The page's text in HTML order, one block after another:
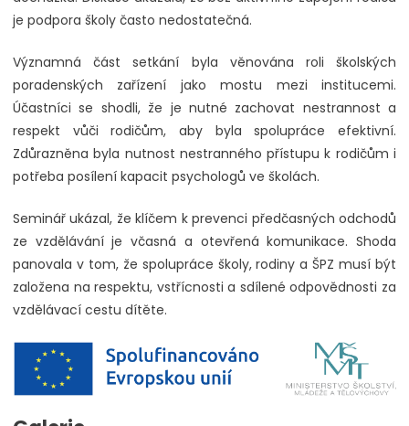
je podpora školy často nedostatečná.
Významná část setkání byla věnována roli školských
poradenských zařízení jako mostu mezi institucemi.
Účastníci se shodli, že je nutné zachovat nestrannost a
respekt vůči rodičům, aby byla spolupráce efektivní.
Zdůrazněna byla nutnost nestranného přístupu k rodičům i
potřeba posílení kapacit psychologů ve školách.
Seminář ukázal, že klíčem k prevenci předčasných odchodů
ze vzdělávání je včasná a otevřená komunikace. Shoda
panovala v tom, že spolupráce školy, rodiny a ŠPZ musí být
založena na respektu, vstřícnosti a sdílené odpovědnosti za
vzdělávací cestu dítěte.